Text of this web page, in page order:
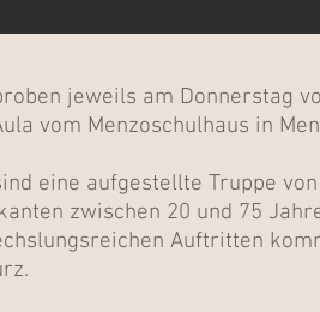
jeweils am Donnerstag
vom Menzoschulhaus in
eine aufgestellte Truppe
zwischen 20 und 75
Auftritten